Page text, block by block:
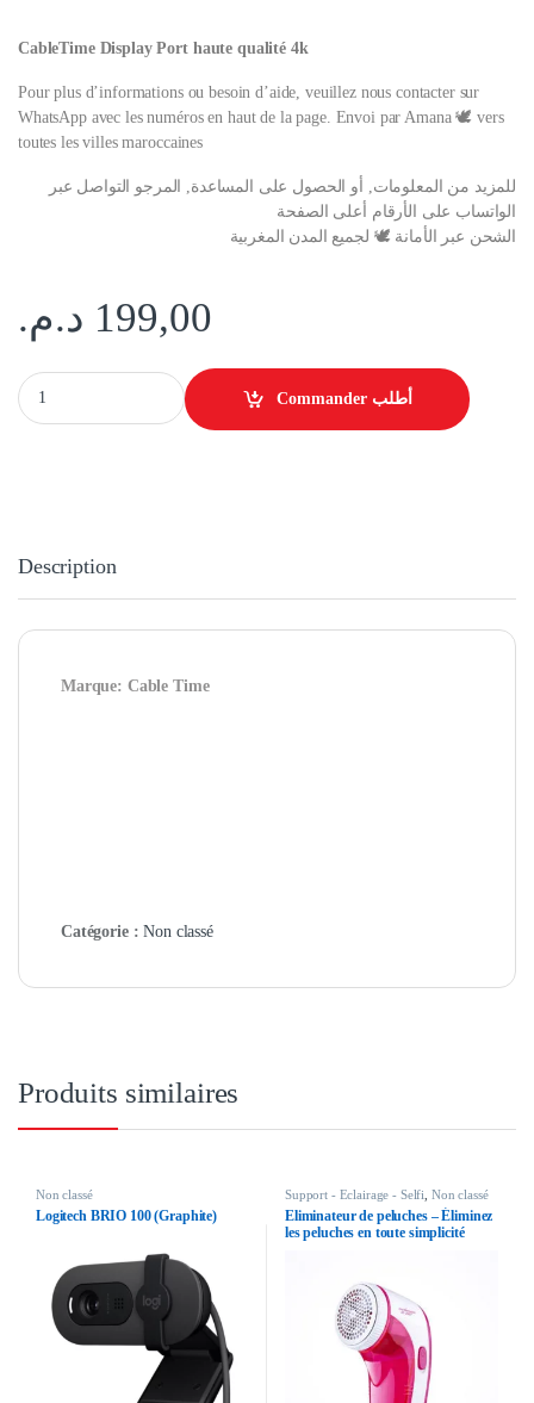
CableTime Display Port haute qualité 4k
Pour plus d’informations ou besoin d’aide, veuillez nous contacter sur
WhatsApp avec les numéros en haut de la page. Envoi par Amana 🕊️ vers
toutes les villes maroccaines
للمزيد من المعلومات, أو الحصول على المساعدة, المرجو التواصل عبر
الواتساب على الأرقام أعلى الصفحة
الشحن عبر الأمانة 🕊️ لجميع المدن المغربية
199,00 د.م.
Display Port 4k quantity
Commander أطلب
Description
Marque: Cable Time
Catégorie :Non classé
Produits similaires
Non classé
Logitech BRIO 100 (Graphite)
Support - Eclairage - Selfi Non classé
Eliminateur de peluches – Éliminez
les peluches en toute simplicité